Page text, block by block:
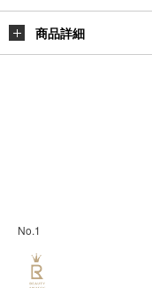
商品詳細
No.1